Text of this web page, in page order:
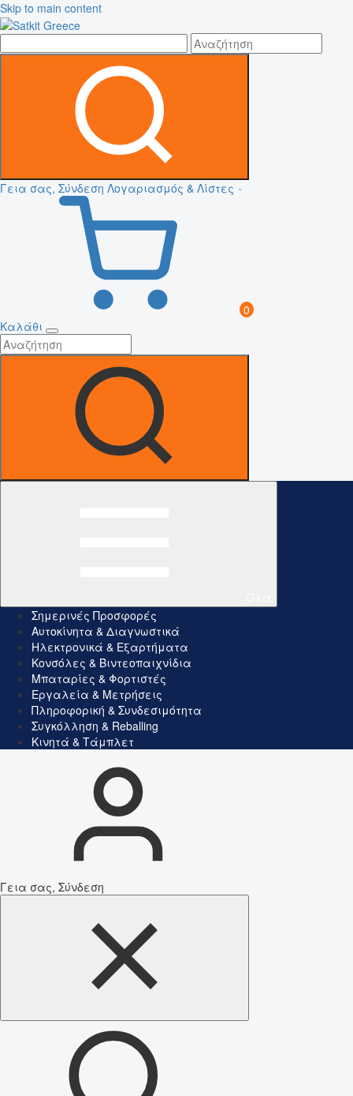
Skip to main content
Γεια σας, Σύνδεση Λογαριασμός & Λίστες
0
Καλάθι
Σημερινές Προσφορές
Αυτοκίνητα & Διαγνωστικά
Ηλεκτρονικά & Εξαρτήματα
Κονσόλες & Βιντεοπαιχνίδια
Μπαταρίες & Φορτιστές
Εργαλεία & Μετρήσεις
Πληροφορική & Συνδεσιμότητα
Συγκόλληση & Reballing
Κινητά & Τάμπλετ
Γεια σας, Σύνδεση